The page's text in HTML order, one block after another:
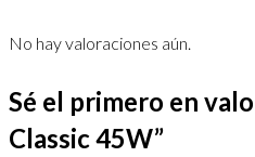
No hay valoraciones aún.
Sé el primero en
Classic 45W”